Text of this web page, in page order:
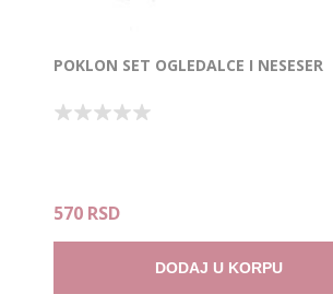
POKLON SET OGLEDALCE I NESESER
570 RSD
DODAJ U KORPU